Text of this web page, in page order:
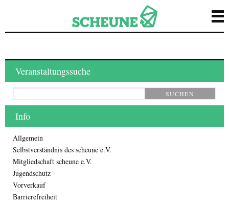
Veranstaltungssuche
SUCHEN
Info
Allgemein
Selbstverständnis des scheune e.V.
Mitgliedschaft scheune e.V.
Jugendschutz
Vorverkauf
Barrierefreiheit